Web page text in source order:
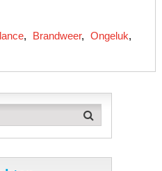
, Brandweer, Ongeluk,